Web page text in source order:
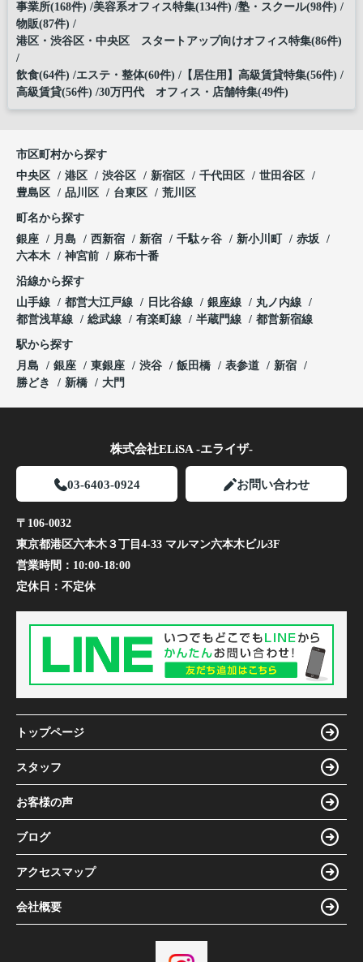
事業所(168件) 美容系オフィス特集(134件) 塾・スクール(98件)
物販(87件)
港区・渋谷区・中央区 スタートアップ向けオフィス特集(86件)
飲食(64件) エステ・整体(60件) 【居住用】高級賃貸特集(56件)
高級賃貸(56件) 30万円代 オフィス・店舗特集(49件)
市区町村から探す
中央区
港区 渋谷区 新宿区 千代田区
世田谷区
豊島区
品川区 台東区 荒川区
町名から探す
銀座
月島 西新宿 新宿 千駄ヶ谷 新小川町
赤坂
六本木
神宮前 麻布十番
沿線から探す
山手線
都営大江戸線 日比谷線 銀座線
丸ノ内線
都営浅草線
総武線 有楽町線 半蔵門線 都営新宿線
駅から探す
月島
銀座 東銀座 渋谷 飯田橋 表参道
新宿
勝どき
新橋 大門
株式会社ELiSA -エライザ-
03-6403-0924 お問い合わせ
〒106-0032
東京都港区六本木３丁目4-33 マルマン六本木ビル3F
営業時間： 10:00-18:00
定休日： 不定休
トップページ
スタッフ
お客様の声
ブログ
アクセスマップ
会社概要